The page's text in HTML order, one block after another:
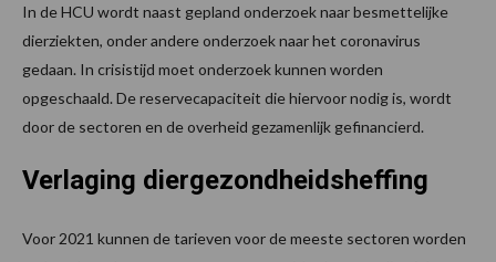
In de HCU wordt naast gepland onderzoek naar besmettelijke
dierziekten, onder andere onderzoek naar het coronavirus
gedaan. In crisistijd moet onderzoek kunnen worden
opgeschaald. De reservecapaciteit die hiervoor nodig is, wordt
door de sectoren en de overheid gezamenlijk gefinancierd.
Verlaging diergezondheidsheffing
Voor 2021 kunnen de tarieven voor de meeste sectoren worden